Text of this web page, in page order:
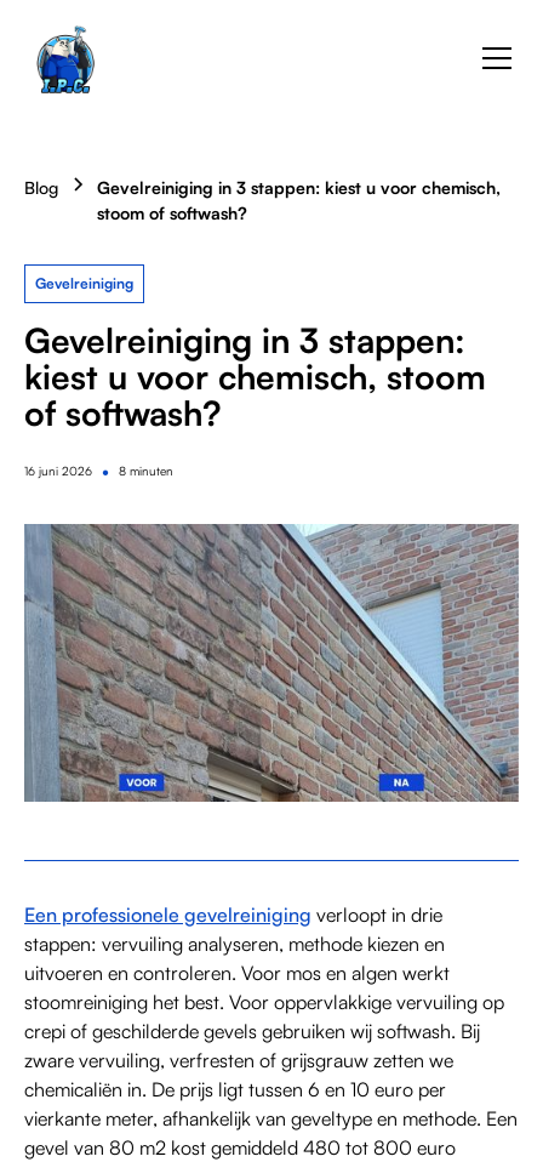
Blog
Gevelreiniging in 3 stappen: kiest u voor chemisch,
stoom of softwash?
Gevelreiniging
Gevelreiniging in 3 stappen:
kiest u voor chemisch, stoom
of softwash?
16 juni 2026 • 8 minuten
Een professionele gevelreiniging verloopt in drie
stappen: vervuiling analyseren, methode kiezen en
uitvoeren en controleren. Voor mos en algen werkt
stoomreiniging het best. Voor oppervlakkige vervuiling op
crepi of geschilderde gevels gebruiken wij softwash. Bij
zware vervuiling, verfresten of grijsgrauw zetten we
chemicaliën in. De prijs ligt tussen 6 en 10 euro per
vierkante meter, afhankelijk van geveltype en methode. Een
gevel van 80 m2 kost gemiddeld 480 tot 800 euro